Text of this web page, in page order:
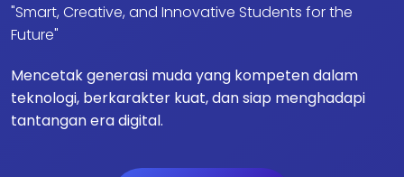
"Smart, Creative, and Innovative Students for the
Future"
Mencetak generasi muda yang kompeten dalam
teknologi, berkarakter kuat, dan siap menghadapi
tantangan era digital.